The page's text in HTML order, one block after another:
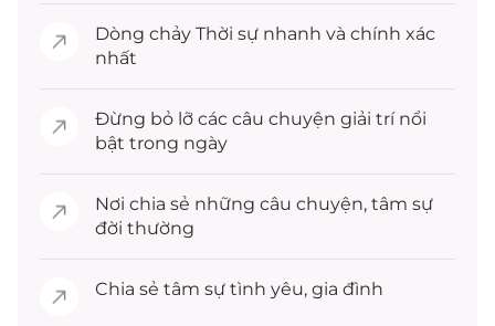
Dòng chảy Thời sự nhanh và chính xác
nhất
Đừng bỏ lỡ các câu chuyện giải trínổi
bật trong ngày
Nơi chia sẻ những câu chuyện, tâm sự
đời thường
Chia sẻ tâm sự tình yêu, gia đình